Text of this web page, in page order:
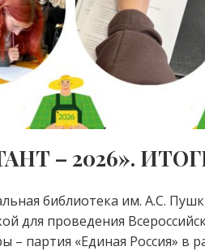
– 2026».
библиотека им. А.С.
для проведения
– партия «Единая Россия» в